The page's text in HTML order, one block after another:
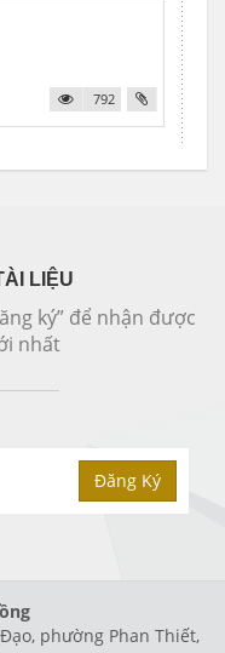
792
LIỆU
ký” để nhận được
nhất
Đăng Ký
phường Phan Thiết,